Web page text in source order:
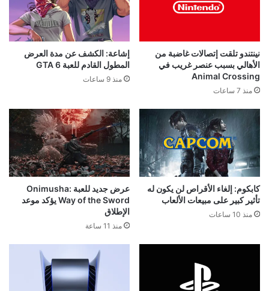
نينتندو تلقت إتصالات غاضبة من
الأهالي بسبب عنصر غريب في
Animal Crossing
منذ 7 ساعات
إشاعة: الكشف عن مدة العرض
المطول القادم للعبة GTA 6
منذ 9 ساعات
كابكوم: إلغاء الأقراص لن يكون له
تأثير كبير على مبيعات الألعاب
منذ 10 ساعات
عرض جديد للعبة Onimusha:
Way of the Sword يؤكد موعد
الإطلاق
منذ 11 ساعة